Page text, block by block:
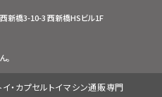
新橋3-10-3 西新橋HSビル1F
。
カプセルトイマシン通販専門